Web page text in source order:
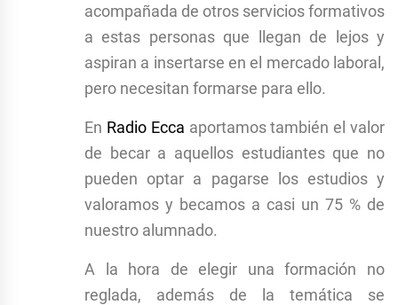
acompañada de otros servicios formativos
a estas personas que llegan de lejos y
aspiran a insertarse en el mercado laboral,
pero necesitan formarse para ello.
En Radio Ecca aportamos también el valor
de becar a aquellos estudiantes que no
pueden optar a pagarse los estudios y
valoramos y becamos a casi un 75 % de
nuestro alumnado.
A la hora de elegir una formación no
reglada, además de la temática se